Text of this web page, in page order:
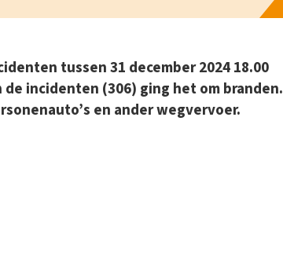
tussen 31 december 2024 18.00
incidenten (306) ging het om branden.
en ander wegvervoer.